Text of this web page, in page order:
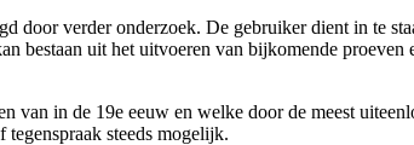
door verder onderzoek. De gebruiker dient in te
bestaan uit het uitvoeren van bijkomende
van in de 19e eeuw en welke door de meest
steeds mogelijk.